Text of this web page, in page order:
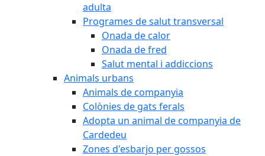
adulta
Programes de salut transversal
Onada de calor
Onada de fred
Salut mental i addiccions
Animals urbans
Animals de companyia
Colònies de gats ferals
Adopta un animal de companyia de
Cardedeu
Zones d'esbarjo per gossos